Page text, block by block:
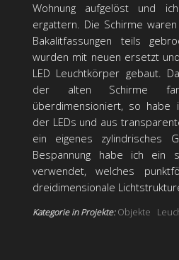
Wohnung aufgelöst und
ergattern. Die Schirme
Bakalitfassungen teils
wurden mit neuen ersetzt
LED Leuchtkörper gebaut.
der alten Schirme
überdimensioniert, so habe
der LEDs und aus
ein eigenes zylindrisches
Bespannung habe ich ein
verwendet, welches
dreidimensionale
Kategorie in Projekte:Objekte